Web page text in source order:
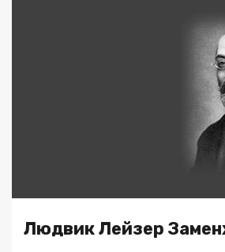
Людвик Лейзер